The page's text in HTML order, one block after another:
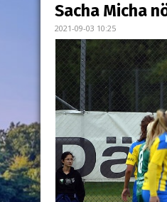
Sacha Micha
2021-09-03 10:25